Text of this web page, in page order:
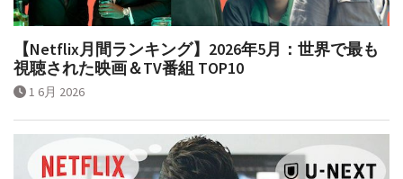
【Netflix月間ランキング】2026年5月：世界で最も
視聴された映画＆TV番組 TOP10
1 6月 2026